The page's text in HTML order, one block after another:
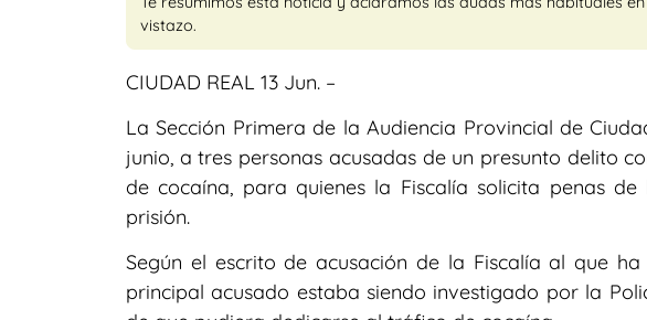
vistazo.
CIUDAD REAL 13 Jun. –
La Sección Primera de la Audiencia Provincial de
junio, a tres personas acusadas de un presunto delito
de cocaína, para quienes la Fiscalía solicita penas
prisión.
Según el escrito de acusación de la Fiscalía al que
principal acusado estaba siendo investigado por la